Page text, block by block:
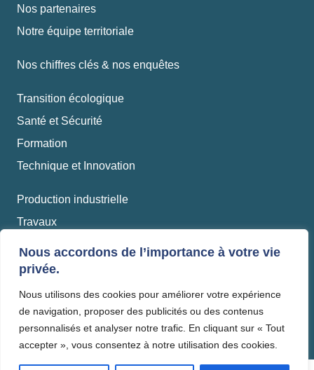
Nous accordons de l’importance à votre vie
privée.
Nous utilisons des cookies pour améliorer votre expérience
de navigation, proposer des publicités ou des contenus
personnalisés et analyser notre trafic. En cliquant sur « Tout
accepter », vous consentez à notre utilisation des cookies.
Nos partenaires
Notre équipe territoriale
Nos chiffres clés & nos enquêtes
Transition écologique
Santé et Sécurité
Formation
Technique et Innovation
Production industrielle
Travaux
Mentions légales
Politique de confidentialité